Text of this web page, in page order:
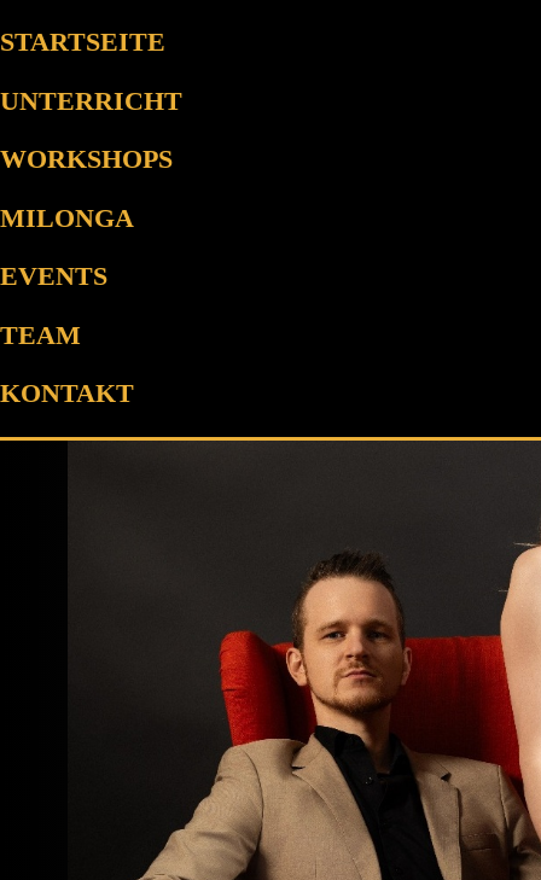
STARTSEITE
UNTERRICHT
WORKSHOPS
MILONGA
EVENTS
TEAM
KONTAKT